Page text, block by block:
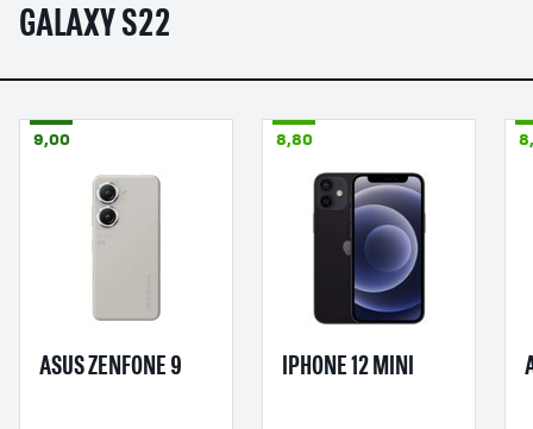
GALAXY S22
9,00
ASUS ZENFONE 9
8,80
IPHONE 12 MINI